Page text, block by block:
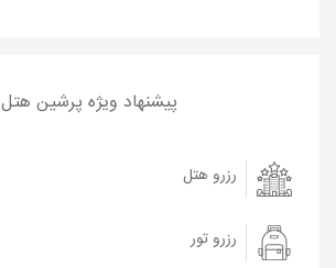
پیشنهاد ویژه پرشین هتل
رزرو هتل
رزرو تور